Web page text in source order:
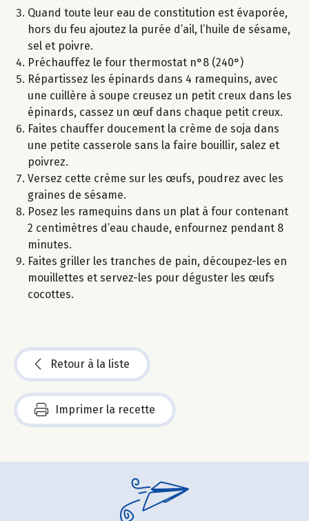
Quand toute leur eau de constitution est évaporée,
hors du feu ajoutez la purée d’ail, l’huile de sésame,
sel et poivre.
Préchauffez le four thermostat n°8 (240°)
Répartissez les épinards dans 4 ramequins, avec
une cuillère à soupe creusez un petit creux dans les
épinards, cassez un œuf dans chaque petit creux.
Faites chauffer doucement la crème de soja dans
une petite casserole sans la faire bouillir, salez et
poivrez.
Versez cette crème sur les œufs, poudrez avec les
graines de sésame.
Posez les ramequins dans un plat à four contenant
2 centimètres d’eau chaude, enfournez pendant 8
minutes.
Faites griller les tranches de pain, découpez-les en
mouillettes et servez-les pour déguster les œufs
cocottes.
Retour à la liste
Imprimer la recette